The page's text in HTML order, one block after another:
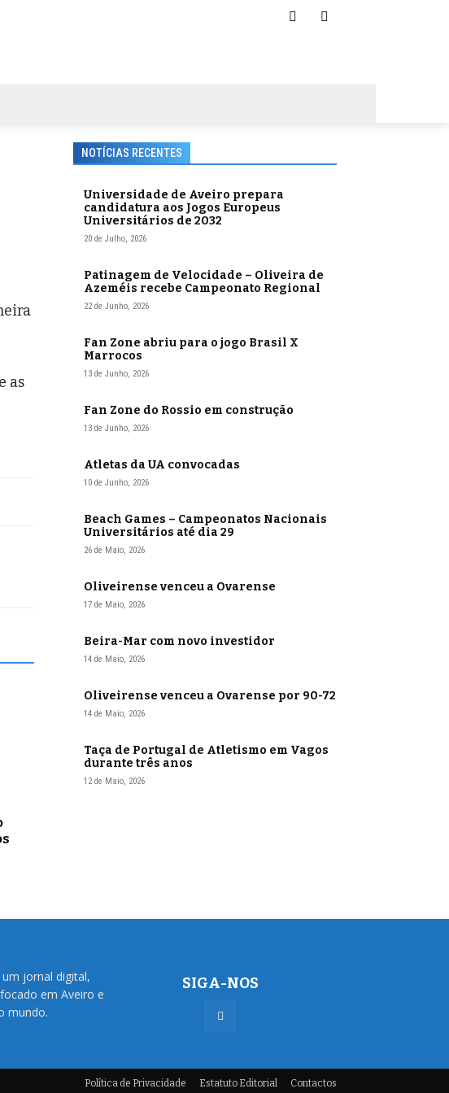
as
NOTÍCIAS RECENTES
Universidade de Aveiro prepara
candidatura aos Jogos Europeus
Universitários de 2032
20 de Julho, 2026
Patinagem de Velocidade – Oliveira de
Azeméis recebe Campeonato Regional
22 de Junho, 2026
Fan Zone abriu para o jogo Brasil X
Marrocos
13 de Junho, 2026
Fan Zone do Rossio em construção
13 de Junho, 2026
Atletas da UA convocadas
10 de Junho, 2026
Beach Games – Campeonatos Nacionais
Universitários até dia 29
26 de Maio, 2026
Oliveirense venceu a Ovarense
17 de Maio, 2026
Beira-Mar com novo investidor
14 de Maio, 2026
Oliveirense venceu a Ovarense por 90-72
14 de Maio, 2026
Taça de Portugal de Atletismo em Vagos
durante três anos
12 de Maio, 2026
jornal digital,
em Aveiro e
mundo.
SIGA-NOS
Política de Privacidade Estatuto Editorial Contactos